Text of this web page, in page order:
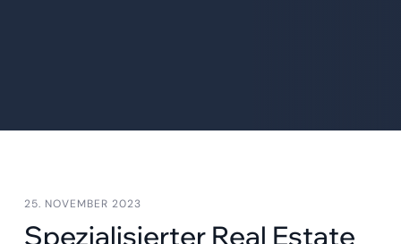
25. NOVEMBER 2023
Spezialisierter Real Estate